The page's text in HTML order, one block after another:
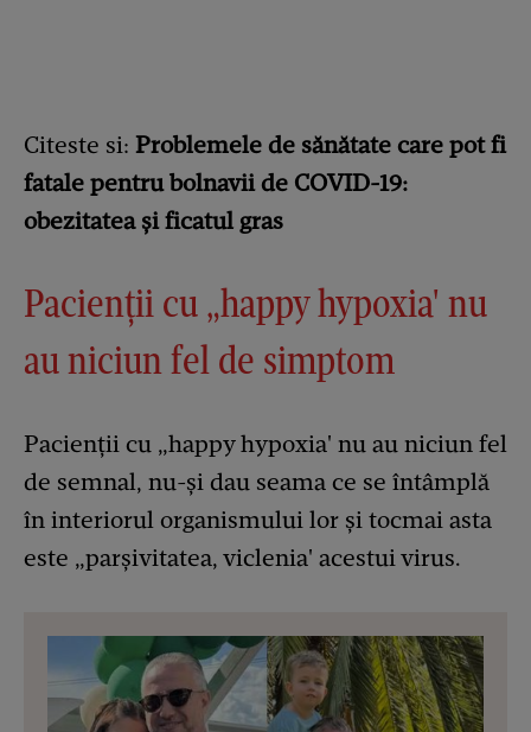
Citeste si: Problemele de sănătate care pot fi
fatale pentru bolnavii de COVID-19:
obezitatea și ficatul gras
Pacienții cu „happy hypoxia' nu
au niciun fel de simptom
Pacienții cu „happy hypoxia' nu au niciun fel
de semnal, nu-și dau seama ce se întâmplă
în interiorul organismului lor și tocmai asta
este „parșivitatea, viclenia' acestui virus.